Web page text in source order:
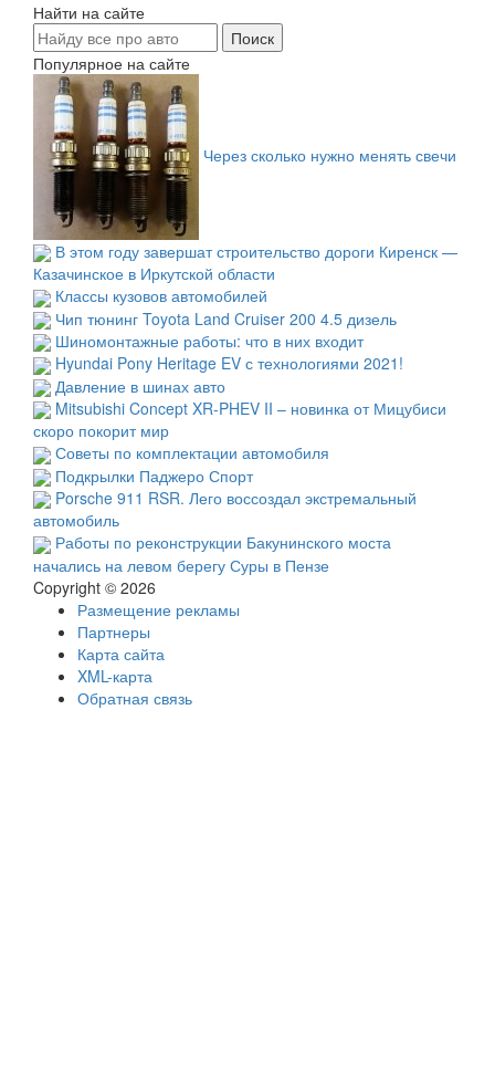
Найти на сайте
Популярное на сайте
Через сколько нужно менять свечи
В этом году завершат строительство дороги Киренск —
Казачинское в Иркутской области
Классы кузовов автомобилей
Чип тюнинг Toyota Land Cruiser 200 4.5 дизель
Шиномонтажные работы: что в них входит
Hyundai Pony Heritage EV с технологиями 2021!
Давление в шинах авто
Mitsubishi Concept XR-PHEV II – новинка от Мицубиси
скоро покорит мир
Советы по комплектации автомобиля
Подкрылки Паджеро Спорт
Porsche 911 RSR. Лего воссоздал экстремальный
автомобиль
Работы по реконструкции Бакунинского моста
начались на левом берегу Суры в Пензе
Copyright © 2026
Размещение рекламы
Партнеры
Карта сайта
XML-карта
Обратная связь